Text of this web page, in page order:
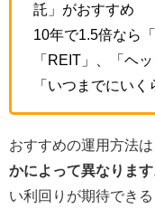
託」がおすすめ
10年で1.5倍なら
「REIT」、「ヘ
「いつまでにい
おすすめの運用方法は
かによって異なります
い利回りが期待でき